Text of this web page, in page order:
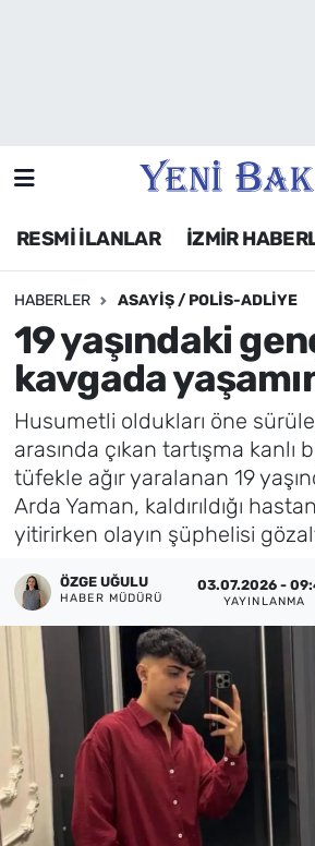
RESMİ İLANLAR İZMİR
HABERLER ASAYIŞ / POLIS-ADLIYE
19 yaşındaki
kavgada
Husumetli oldukları öne
arasında çıkan tartışma kanlı
tüfekle ağır yaralanan 19
Arda Yaman, kaldırıldığı
yitirirken olayın şüphelisi
ÖZGE UĞULU
HABER MÜDÜRÜ
03.07.2026 -
YAYINLANMA
Siyaset
Asayiş / Polis-Adliye
Spor
Magazin
Foto Galeri
Künye
İletişim